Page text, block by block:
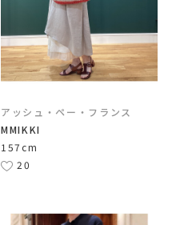
アッシュ・ペー・フランス
MMIKKI
157cm
20